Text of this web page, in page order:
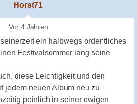
Horst71
Vor 4 Jahren
ein halbwegs ordentliches
Festivalsommer lang seine
diese Leichtigkeit und den
jedem neuen Album neu zu
peinlich in seiner ewigen